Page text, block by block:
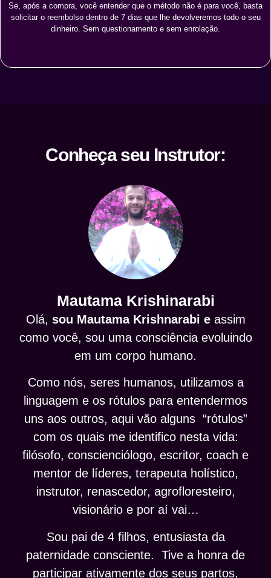
Se, após a compra, você entender que o método não é para você, basta
solicitar o reembolso dentro de 7 dias que lhe devolveremos todo o seu
dinheiro. Sem questionamento e sem enrolação.
Conheça seu Instrutor:
Mautama Krishinarabi
Olá, sou Mautama Krishnarabi e assim
como você, sou uma consciência evoluindo
em um corpo humano.
Como nós, seres humanos, utilizamos a
linguagem e os rótulos para entendermos
uns aos outros, aqui vão alguns “rótulos”
com os quais me identifico nesta vida:
filósofo, conscienciólogo, escritor, coach e
mentor de líderes, terapeuta holístico,
instrutor, renascedor, agrofloresteiro,
visionário e por aí vai…
Sou pai de 4 filhos, entusiasta da
paternidade consciente. Tive a honra de
participar ativamente dos seus partos,